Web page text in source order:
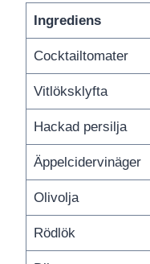
Ingrediens
Cocktailtomater
Vitlöksklyfta
Hackad persilja
Äppelcidervinäger
Olivolja
Rödlök